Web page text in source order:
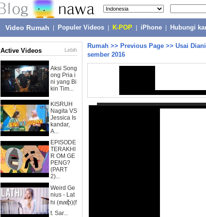
Video Rumah Populer Videos K-POP iPhone Hubungi
Active Videos Lebih
Aksi Song
ong Pria i
ni yang Bi
kin Tim...
KISRUH
Nagita VS
Jessica Is
kandar,
A...
EPISODE
TERAKHI
R OM GE
PENG?
(PART
2)...
Weird Ge
nius - Lat
hi (ꦭꦛꦶ)(f
t. Sar...
Rumah >> Previous Page >> Usai
sember 2016